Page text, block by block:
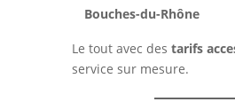
Bouches-du-Rhône
Le tout avec des tarifs
service sur mesure.